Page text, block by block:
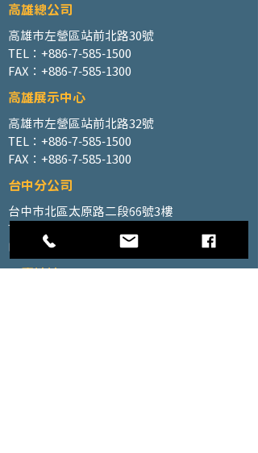
高雄總公司
高雄市左營區站前北路30號
TEL：+886-7-585-1500
FAX：+886-7-585-1300
高雄展示中心
高雄市左營區站前北路32號
TEL：+886-7-585-1500
FAX：+886-7-585-1300
台中分公司
台中市北區太原路二段66號3樓
TEL：+886-4-2202-5660
FAX：+886-4-2206-3527
工廠地址